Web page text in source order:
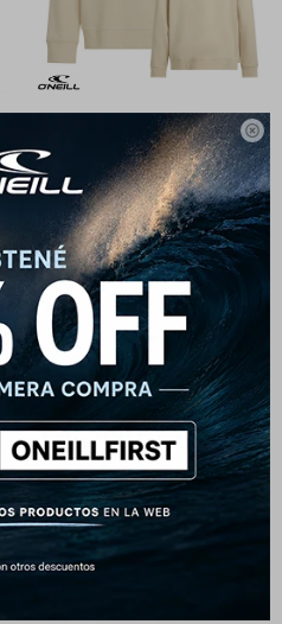

Canguro O'Neill Cali Logo -
Beige
$2.590